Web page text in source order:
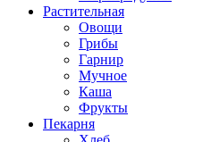
Растительная
Овощи
Грибы
Гарнир
Мучное
Каша
Фрукты
Пекарня